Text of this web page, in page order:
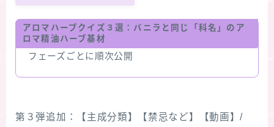
アロマハーブクイズ３選： バニラ と同じ「科名」のア
ロマ精油ハーブ基材
フェーズごとに順次公開
第３弾追加：【主成分類】【禁忌など】【動画】/